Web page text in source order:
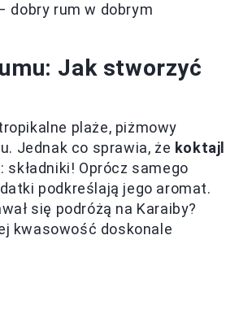
dobry rum w dobrym
Jak stworzyć
plaże, piżmowy
Jednak co sprawia, że koktajl
Oprócz samego
podkreślają jego aromat.
się podróżą na Karaiby?
kwasowość doskonale